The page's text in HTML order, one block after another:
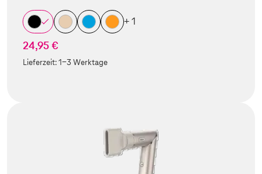
+ 1
24,95 €
Lieferzeit:1-3 Werktage